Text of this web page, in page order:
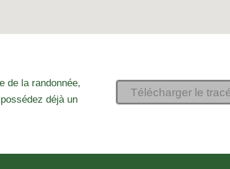
de la randonnée,
déjà un
Télécharger le